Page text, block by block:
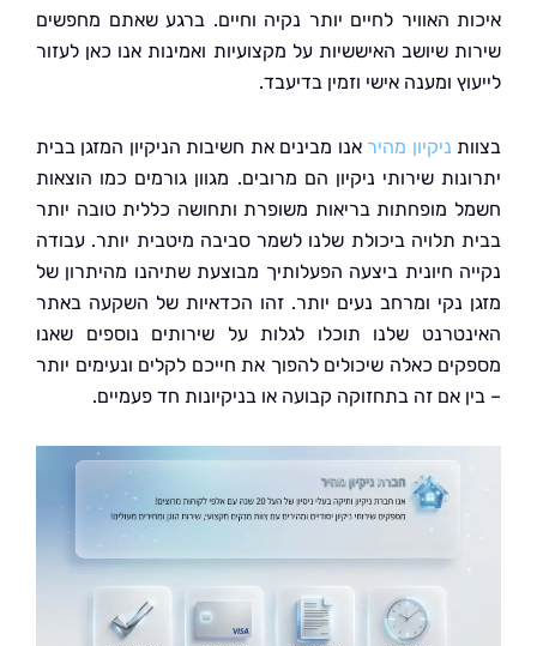
האוויר לחיים יותר נקיה וחיים. ברגע שאתם מחפשים
שיושב האיששיות על מקצועיות ואמינות אנו כאן לעזור
ומענה אישי וזמין בדיעבד.
ניקיון מהיראנו מבינים את חשיבות הניקיון המזגן בבית
שירותי ניקיון הם מרובים. מגוון גורמים כמו הוצאות
מופחתות בריאות משופרת ותחושה כללית טובה יותר
תלויה ביכולת שלנו לשמר סביבה מיטבית יותר. עבודה
חיונית ביצעה הפעלותיך מבוצעת שתיהנו מהיתרון של
נקי ומרחב נעים יותר. זהו הכדאיות של השקעה באתר
שלנו תוכלו לגלות על שירותים נוספים שאנו
כאלה שיכולים להפוך את חייכם לקלים ונעימים יותר
אם זה בתחזוקה קבועה או בניקיונות חד פעמיים.